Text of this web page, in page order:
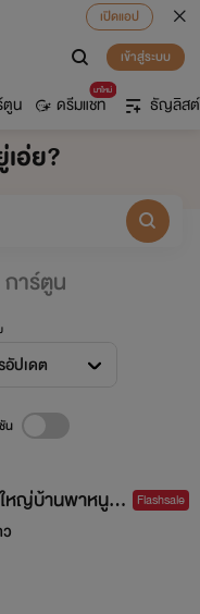
เปิดแอป
เข้าสู่ระบบ
น
มาใหม่
ดรีมแชท ธัญลิสต์
อ่ย?
การ์ตูน
อัปเดต
น
หญ่บ้านพาหนูไป
Flashsale